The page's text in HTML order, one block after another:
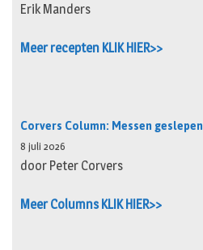
Erik Manders
Meer recepten KLIK HIER>>
Corvers Column: Messen geslepen
8 juli 2026
door Peter Corvers
Meer Columns KLIK HIER>>